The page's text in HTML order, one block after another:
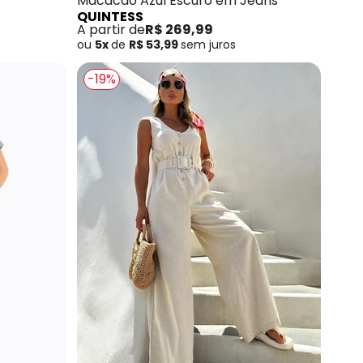
QUINTESS
A partir deR$ 269,99
ou 5xde R$ 53,99sem juros
-19%